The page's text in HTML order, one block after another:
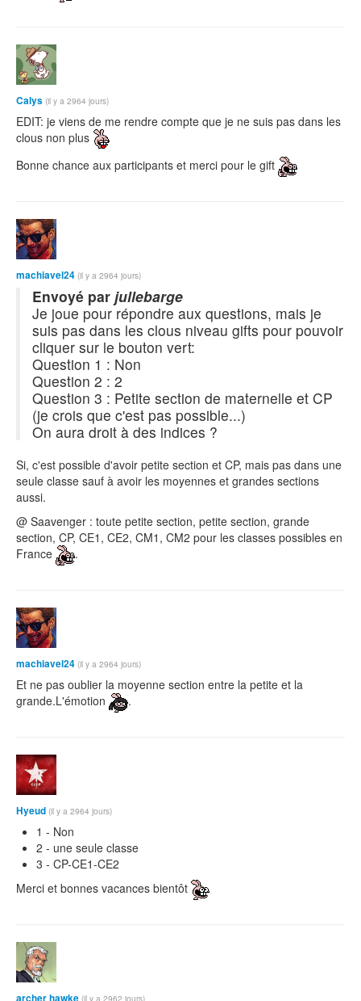
Calys (il y a 2964 jours)
EDIT: je viens de me rendre compte que je ne suis pas dans les
clous non plus
Bonne chance aux participants et merci pour le gift
machiavel24 (il y a 2964 jours)
Envoyé par jullebarge
Je joue pour répondre aux questions, mais je
suis pas dans les clous niveau gifts pour pouvoir
cliquer sur le bouton vert:
Question 1 : Non
Question 2 : 2
Question 3 : Petite section de maternelle et CP
(je crois que c'est pas possible...)
On aura droit à des indices ?
Si, c'est possible d'avoir petite section et CP, mais pas dans une
seule classe sauf à avoir les moyennes et grandes sections
aussi.
@ Saavenger : toute petite section, petite section, grande
section, CP, CE1, CE2, CM1, CM2 pour les classes possibles en
France
.
machiavel24 (il y a 2964 jours)
Et ne pas oublier la moyenne section entre la petite et la
grande.L'émotion
.
Hyeud (il y a 2964 jours)
1 - Non
2 - une seule classe
3 - CP-CE1-CE2
Merci et bonnes vacances bientôt
archer hawke (il y a 2962 jours)